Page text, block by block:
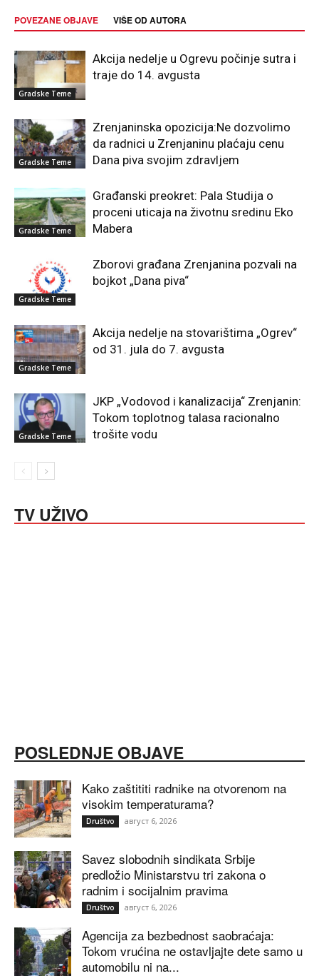
POVEZANE OBJAVE VIŠE OD AUTORA
Gradske Teme
Akcija nedelje u Ogrevu počinje sutra i
traje do 14. avgusta
Gradske Teme
Zrenjaninska opozicija:Ne dozvolimo
da radnici u Zrenjaninu plaćaju cenu
Dana piva svojim zdravljem
Gradske Teme
Građanski preokret: Pala Studija o
proceni uticaja na životnu sredinu Eko
Mabera
Gradske Teme
Zborovi građana Zrenjanina pozvali na
bojkot „Dana piva“
Gradske Teme
Akcija nedelje na stovarištima „Ogrev“
od 31. jula do 7. avgusta
Gradske Teme
JKP „Vodovod i kanalizacija“ Zrenjanin:
Tokom toplotnog talasa racionalno
trošite vodu
TV UŽIVO
POSLEDNJE OBJAVE
Kako zaštititi radnike na otvorenom na
visokim temperaturama?
Društvo август 6, 2026
Savez slobodnih sindikata Srbije
predložio Ministarstvu tri zakona o
radnim i socijalnim pravima
Društvo август 6, 2026
Agencija za bezbednost saobraćaja:
Tokom vrućina ne ostavljajte dete samo u
automobilu ni na...